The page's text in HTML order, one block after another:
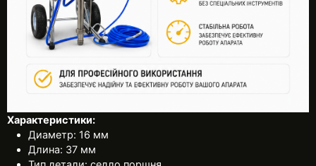
Характеристики:
Диаметр: 16 мм
Длина: 37 мм